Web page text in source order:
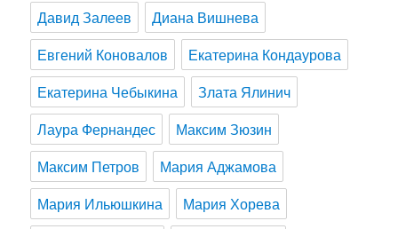
Давид Залеев
Диана Вишнева
Евгений Коновалов
Екатерина Кондаурова
Екатерина Чебыкина
Злата Ялинич
Лаура Фернандес
Максим Зюзин
Максим Петров
Мария Аджамова
Мария Ильюшкина
Мария Хорева